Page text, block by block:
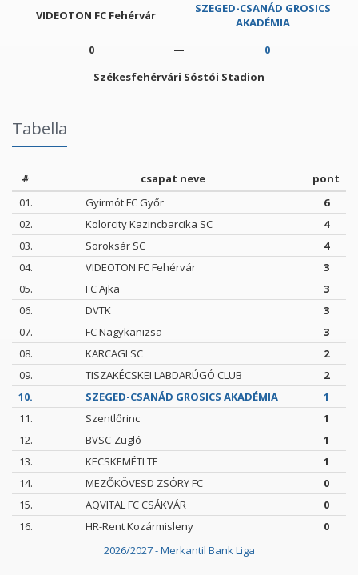
VIDEOTON FC Fehérvár
SZEGED-CSANÁD GROSICS
AKADÉMIA
0
—
0
Székesfehérvári Sóstói Stadion
Tabella
2026/2027 - Merkantil Bank Liga
# csapat neve
pont
01.
Gyirmót FC Győr
6
02.
Kolorcity Kazincbarcika SC
4
03.
Soroksár SC
4
04.
VIDEOTON FC Fehérvár
3
05.
FC Ajka
3
06.
DVTK
3
07.
FC Nagykanizsa
3
08.
KARCAGI SC
2
09.
TISZAKÉCSKEI LABDARÚGÓ CLUB
2
10.
SZEGED-CSANÁD GROSICS AKADÉMIA
1
11.
Szentlőrinc
1
12.
BVSC-Zugló
1
13.
KECSKEMÉTI TE
1
14.
MEZŐKÖVESD ZSÓRY FC
0
15.
AQVITAL FC CSÁKVÁR
0
16.
HR-Rent Kozármisleny 0